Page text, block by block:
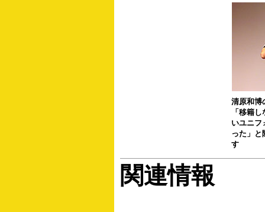
清原和博
「移籍
いユニフ
った」と
す
関連情報